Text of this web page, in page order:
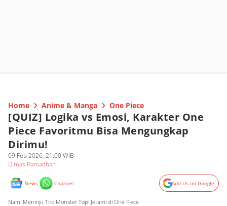
Home Anime & Manga One Piece
[QUIZ] Logika vs Emosi, Karakter One
Piece Favoritmu Bisa Mengungkap
Dirimu!
09 Feb 2026, 21:00 WIB
Dimas Ramadhan
News Channel Add Us on Google
Nami Meninju Trio Monster Topi Jerami di One Piece